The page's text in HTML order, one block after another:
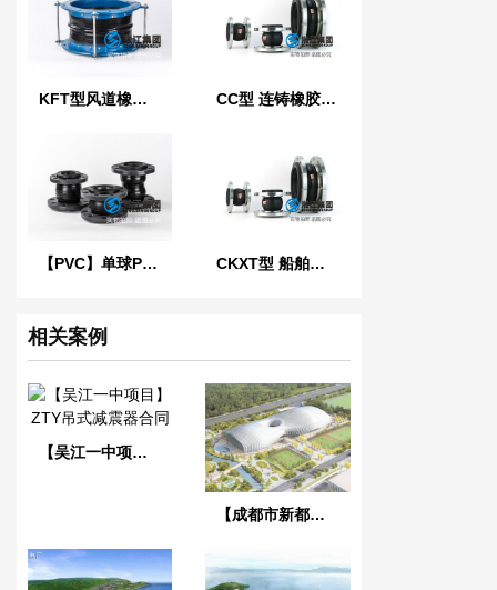
KFT型风道橡胶柔性接头 CC型 连铸橡胶软连接
【PVC】单球PVC法兰橡胶接头 CKXT型 船舶可曲挠单球橡胶接头
相关案例
【吴江一中项目】ZTY吊式减震器合同
【成都市新都香城体育中心】弹簧减震器合同